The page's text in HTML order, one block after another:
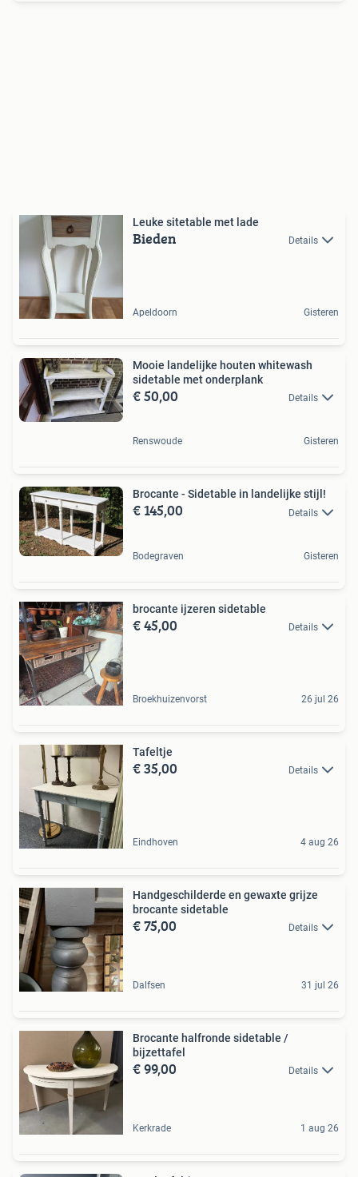
Leuke sitetable met lade
Bieden Details
Apeldoorn Gisteren
Mooie landelijke houten whitewash
sidetable met onderplank
€ 50,00 Details
Renswoude Gisteren
Brocante - Sidetable in landelijke stijl!
€ 145,00 Details
Bodegraven Gisteren
brocante ijzeren sidetable
€ 45,00 Details
Broekhuizenvorst 26 jul 26
Tafeltje
€ 35,00 Details
Eindhoven 4 aug 26
Handgeschilderde en gewaxte grijze
brocante sidetable
€ 75,00 Details
Dalfsen 31 jul 26
Brocante halfronde sidetable /
bijzettafel
€ 99,00 Details
Kerkrade 1 aug 26